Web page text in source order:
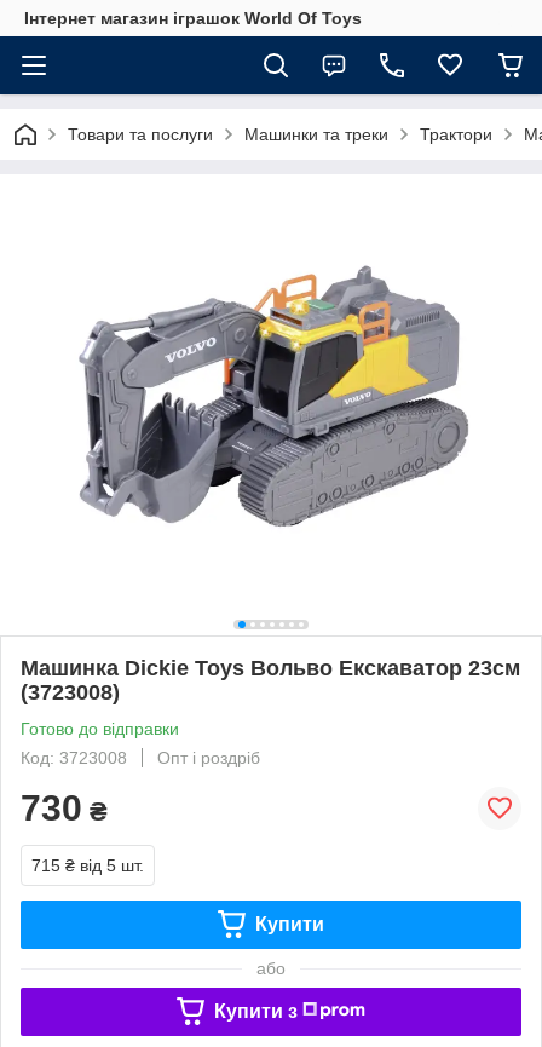
Інтернет магазин іграшок World Of Toys
Товари та послуги Машинки та треки Трактори
Машинка Dickie Toys Вольво Екскаватор 23см
(3723008)
Готово до відправки
Код: 3723008
Опт і роздріб
730 ₴
715 ₴ від 5 шт.
Купити
або
Купити з